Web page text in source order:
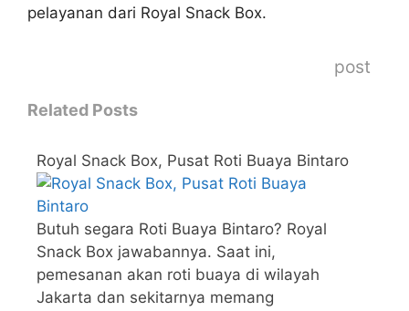
pelayanan dari Royal Snack Box.
post
Related Posts
Royal Snack Box, Pusat Roti Buaya Bintaro
Butuh segara Roti Buaya Bintaro? Royal
Snack Box jawabannya. Saat ini,
pemesanan akan roti buaya di wilayah
Jakarta dan sekitarnya memang